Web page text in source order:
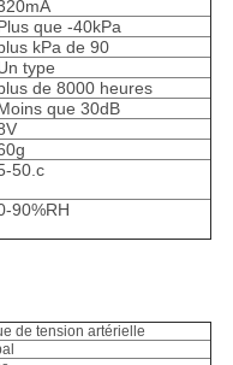
que -40kPa
kPa de 90
type
de 8000 heures
que 30dB
50.c
90%RH
de tension artérielle